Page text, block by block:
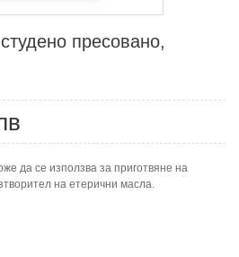
пресовано,
да се използва за приготвяне на
на етерични масла.